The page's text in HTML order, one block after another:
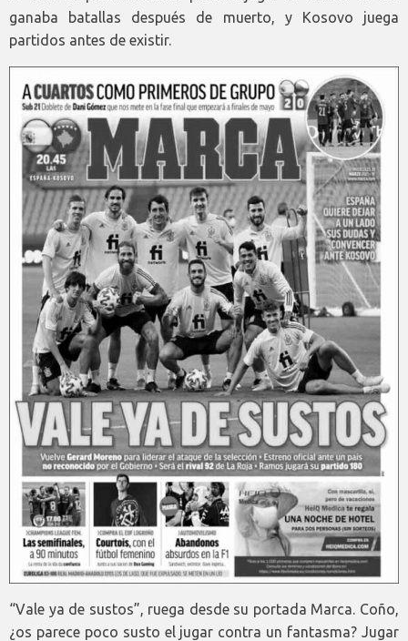
ganaba batallas después de muerto, y Kosovo juega
partidos antes de existir.
“Vale ya de sustos”, ruega desde su portada Marca. Coño,
¿os parece poco susto el jugar contra un fantasma? Jugar